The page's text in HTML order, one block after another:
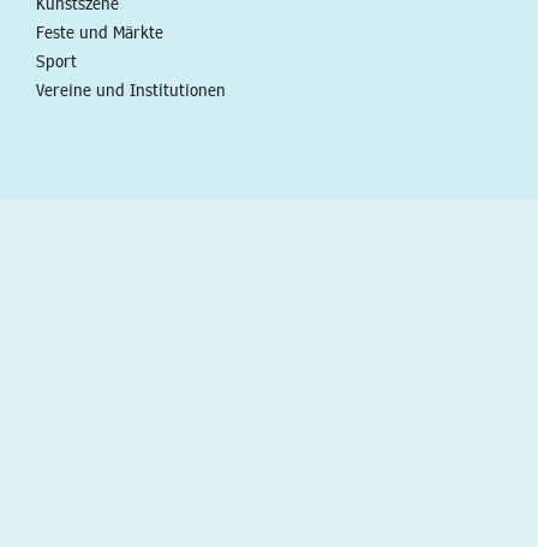
Feste und Märkte
Sport
Vereine und Institutionen